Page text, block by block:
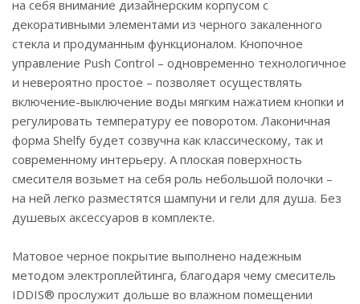
на себя внимание дизайнерским корпусом с
декоративными элементами из черного закаленного
стекла и продуманным функционалом. Кнопочное
управление Push Control – одновременно технологичное
и невероятно простое – позволяет осуществлять
включение-выключение воды мягким нажатием кнопки и
регулировать температуру ее поворотом. Лаконичная
форма Shelfy будет созвучна как классическому, так и
современному интерьеру. А плоская поверхность
смесителя возьмет на себя роль небольшой полочки –
на ней легко разместятся шампуни и гели для душа. Без
душевых аксессуаров в комплекте.
Матовое черное покрытие выполнено надежным
методом электроплейтинга, благодаря чему смеситель
IDDIS® прослужит дольше во влажном помещении